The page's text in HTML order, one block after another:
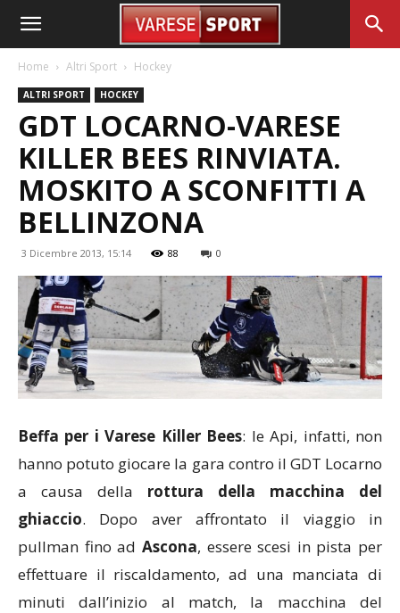
Home Altri Sport Hockey
ALTRI SPORT HOCKEY
GDT LOCARNO-VARESE
KILLER BEES RINVIATA.
MOSKITO A SCONFITTI A
BELLINZONA
3 Dicembre 2013, 15:14 88 0
Beffa per i Varese Killer Bees: le Api, infatti, non
hanno potuto giocare la gara contro il GDT Locarno
a causa della rottura della macchina del
ghiaccio. Dopo aver affrontato il viaggio in
pullman fino ad Ascona, essere scesi in pista per
effettuare il riscaldamento, ad una manciata di
minuti dall’inizio al match, la macchina del